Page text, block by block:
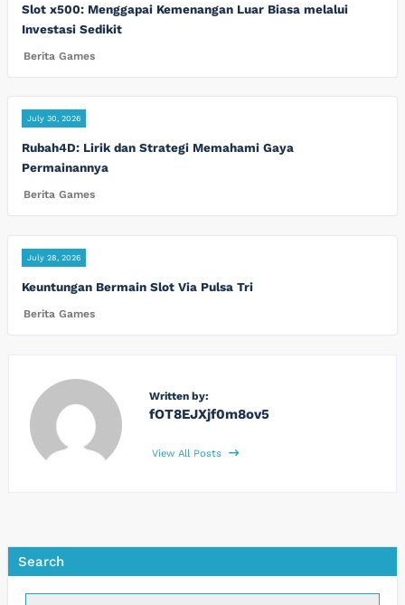
Slot x500: Menggapai Kemenangan Luar Biasa melalui
Investasi Sedikit
Berita Games
July 30, 2026
Rubah4D: Lirik dan Strategi Memahami Gaya
Permainannya
Berita Games
July 28, 2026
Keuntungan Bermain Slot Via Pulsa Tri
Berita Games
Written by:
fOT8EJXjf0m8ov5
View All Posts
Search